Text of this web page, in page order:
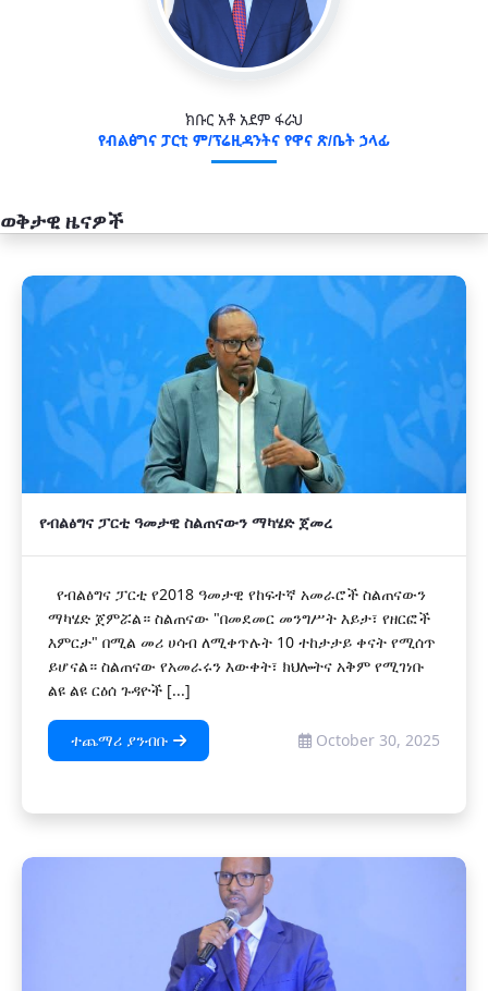
ክቡር አቶ አደም ፋራህ
የብልፅግና ፓርቲ ም/ፕሬዚዳንትና የዋና ጽ/ቤት ኃላፊ
ወቅታዊ ዜናዎች
አዲስ
የብልፅግና ፓርቲ ዓመታዊ ስልጠናውን ማካሄድ ጀመረ
የብልፅግና ፓርቲ የ2018 ዓመታዊ የከፍተኛ አመራሮች ስልጠናውን
ማካሄድ ጀምሯል። ስልጠናው "በመደመር መንግሥት እይታ፣ የዘርፎች
እምርታ" በሚል መሪ ሀሳብ ለሚቀጥሉት 10 ተከታታይ ቀናት የሚሰጥ
ይሆናል። ስልጠናው የአመራሩን እውቀት፣ ክህሎትና አቅም የሚገነቡ
ልዩ ልዩ ርዕሰ ጉዳዮች [...]
ተጨማሪ ያንብቡ October 30, 2025